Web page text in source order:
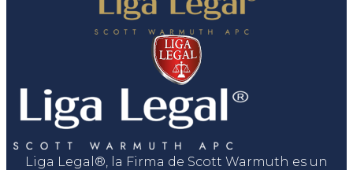
Liga Legal®, la Firma de Scott Warmuth es un